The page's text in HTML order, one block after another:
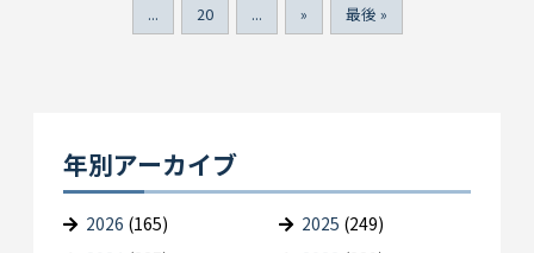
... 20 ... » 最後 »
年別アーカイブ
2026 (165) 2025 (249)